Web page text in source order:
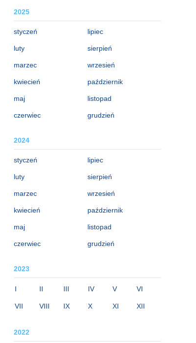
2025
styczeń
luty
marzec
kwiecień
maj
czerwiec
lipiec
sierpień
wrzesień
październik
listopad
grudzień
2024
styczeń
luty
marzec
kwiecień
maj
czerwiec
lipiec
sierpień
wrzesień
październik
listopad
grudzień
2023
I II III IV V VI
VII VIII IX X XI XII
2022